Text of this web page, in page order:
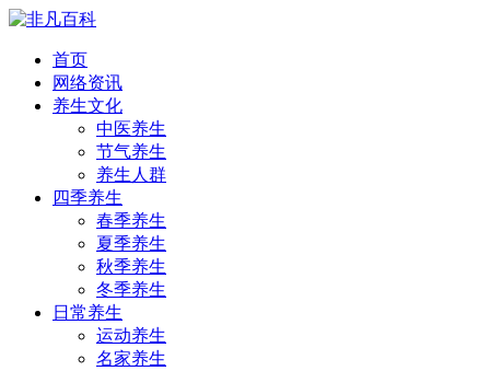
首页
网络资讯
养生文化
中医养生
节气养生
养生人群
四季养生
春季养生
夏季养生
秋季养生
冬季养生
日常养生
运动养生
名家养生